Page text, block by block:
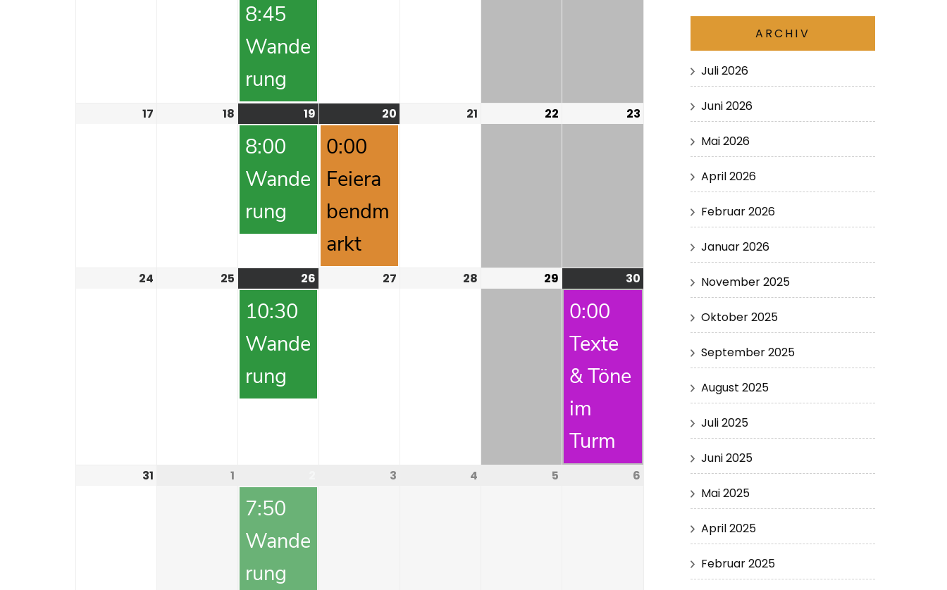
8:45
Wande
rung
17 18 19
8:00
Wande
rung
20
0:00
Feiera
bendm
arkt
21 22 23
24 25 26
10:30
Wande
rung
27 28 29 30
0:00
Texte
& Töne
im
Turm
31 1
7:50
Wande
rung
3 4 5 6
ARCHIV
Juli 2026
Juni 2026
Mai 2026
April 2026
Februar 2026
Januar 2026
November 2025
Oktober 2025
September 2025
August 2025
Juli 2025
Juni 2025
Mai 2025
April 2025
Februar 2025